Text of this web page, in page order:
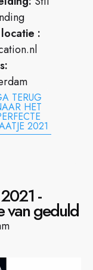
:
TERUG
HET
2021
-
van geduld